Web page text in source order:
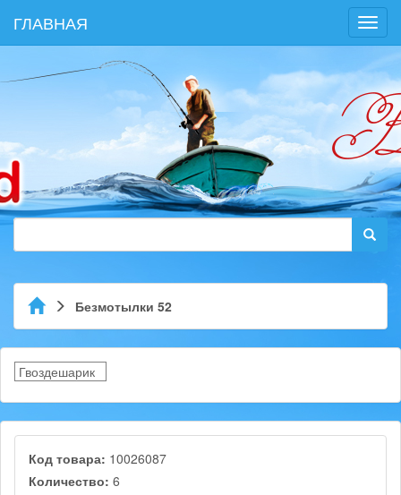
ГЛАВНАЯ
Безмотылки 52
Гвоздешарик
Код товара: 10026087
Количество: 6